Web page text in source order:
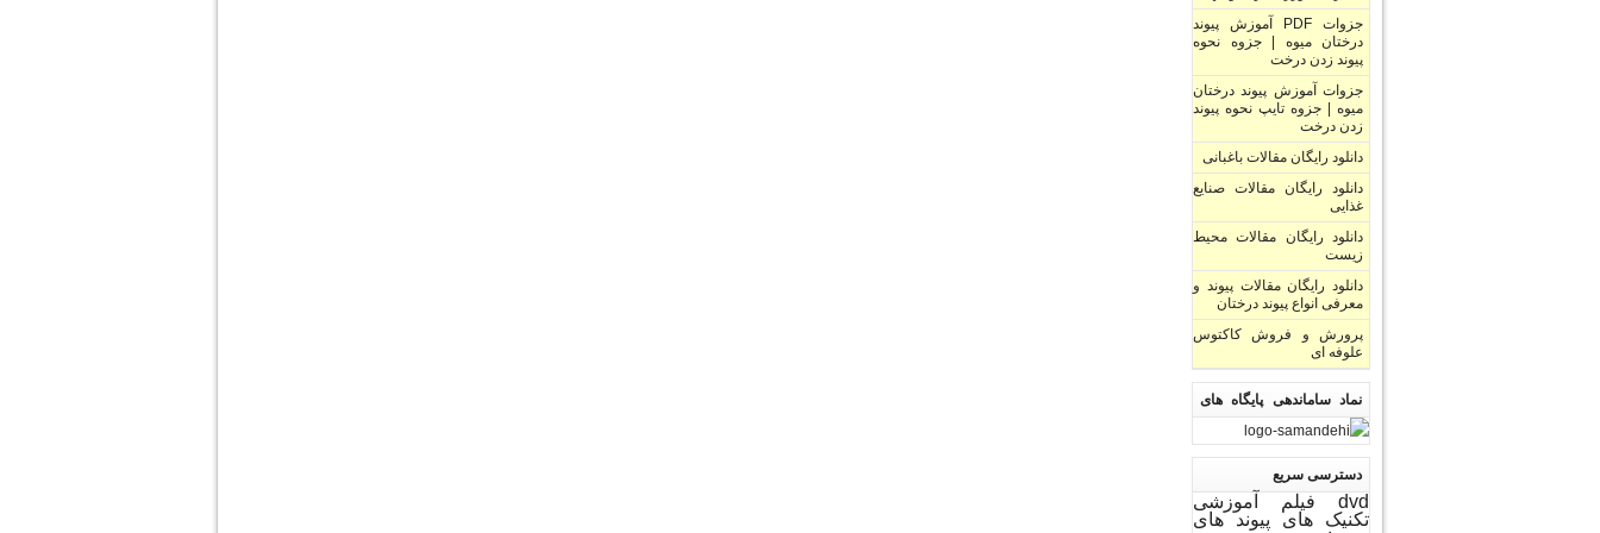
جزوات PDF آموزش پیوند
درختان میوه | جزوه نحوه
پیوند زدن درخت
جزوات آموزش پیوند درختان
میوه | جزوه تایپ نحوه پیوند
زدن درخت
دانلود رایگان مقالات باغبانی
دانلود رایگان مقالات صنایع
غذایی
دانلود رایگان مقالات محیط
زیست
دانلود رایگان مقالات پیوند و
معرفی انواع پیوند درختان
پرورش و فروش کاکتوس
علوفه ای
نماد ساماندهی پایگاه های
اینترنتی
دسترسی سریع
dvd فیلم آموزشی
تکنیک های پیوند های